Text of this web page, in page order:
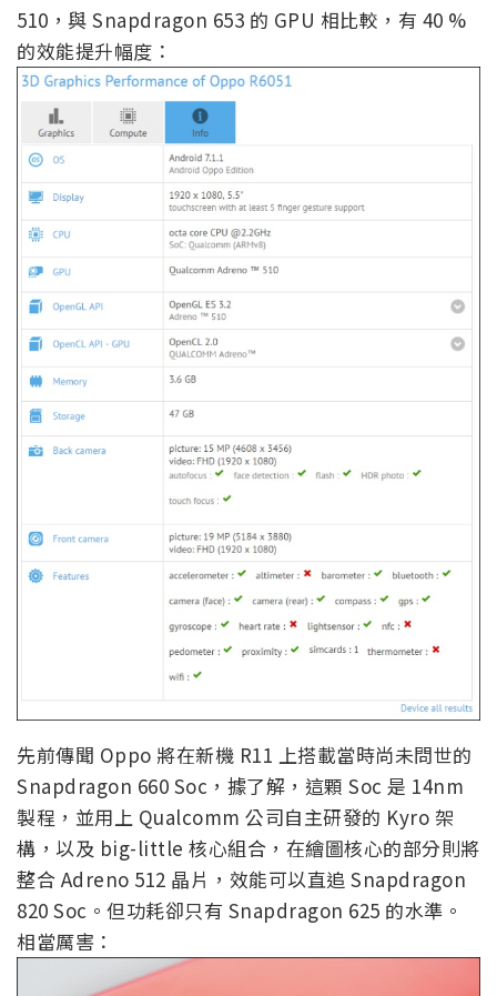
510，與 Snapdragon 653 的 GPU 相比較，有 40 %
的效能提升幅度：
先前傳聞 Oppo 將在新機 R11 上搭載當時尚未問世的
Snapdragon 660 Soc，據了解，這顆 Soc 是 14nm
製程，並用上 Qualcomm 公司自主研發的 Kyro 架
構，以及 big-little 核心組合，在繪圖核心的部分則將
整合 Adreno 512 晶片，效能可以直追 Snapdragon
820 Soc。但功耗卻只有 Snapdragon 625 的水準。
相當厲害：